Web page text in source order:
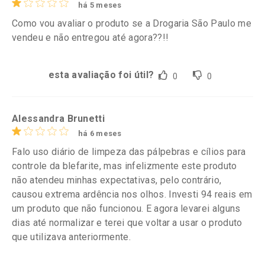
há 5 meses
Como vou avaliar o produto se a Drogaria São Paulo me
vendeu e não entregou até agora??!!
esta avaliação foi útil? 0 0
Alessandra Brunetti
há 6 meses
Falo uso diário de limpeza das pálpebras e cílios para
controle da blefarite, mas infelizmente este produto
não atendeu minhas expectativas, pelo contrário,
causou extrema ardência nos olhos. Investi 94 reais em
um produto que não funcionou. E agora levarei alguns
dias até normalizar e terei que voltar a usar o produto
que utilizava anteriormente.